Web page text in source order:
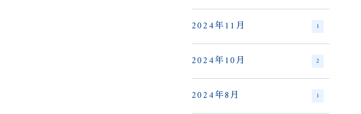
2024年11月 1
2024年10月 2
2024年8月 1